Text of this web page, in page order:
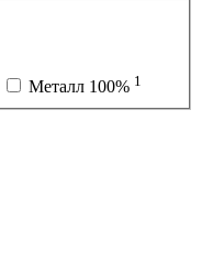
Металл 100% 1